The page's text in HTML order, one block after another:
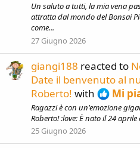
Un saluto a tutti, la mia vena
attratta dal mondo del Bonsai
come...
27 Giugno 2026
giangi188 reacted to
Date il benvenuto al
Roberto! with Mi
Ragazzi è con un'emozione
Roberto! :love: È nato il 24
25 Giugno 2026